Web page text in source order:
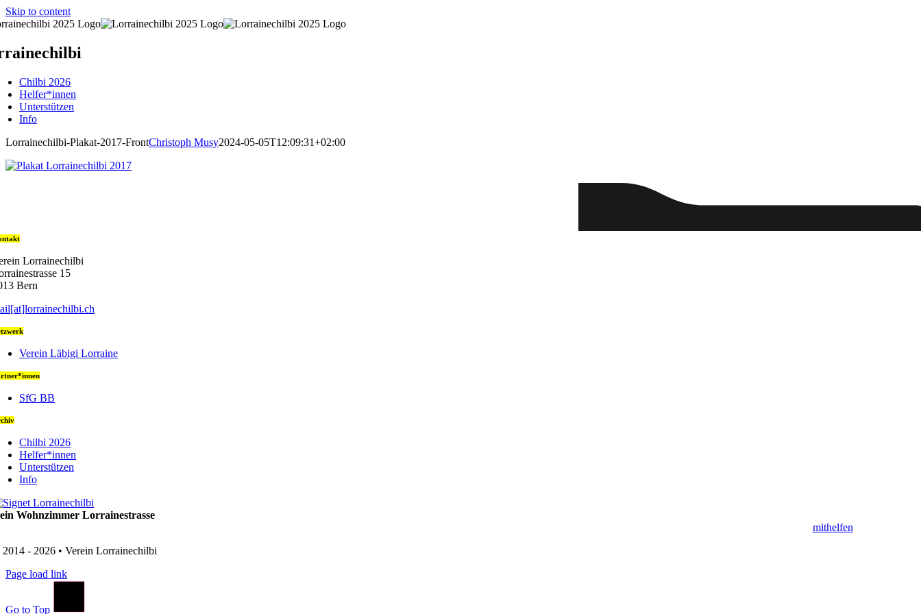
Skip to content
Chilbi 2026
Helfer*innen
Unterstützen
Info
Lorrainechilbi-Plakat-2017-FrontChristoph Musy2024-05-05T12:09:31+02:00
Lorrainechilbi
15
Bern
Verein Läbigi Lorraine
SfG BB
Chilbi 2026
Helfer*innen
Unterstützen
Info
Wohnzimmer Lorrainestrasse
mithelfen
- 2026 • Verein Lorrainechilbi
Page load link
Go to Top